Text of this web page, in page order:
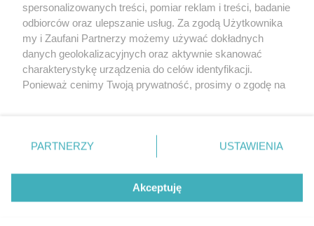
REKLAMA WSPÓŁPRACA RSS FACEBOOK KONTAKT
Nasze serwisy
Aktualności
Tcz24
Historia miasta
Muzyka i kultura
Archiwum wydarzeń
Zdjęcia miasta
spersonalizowanych treści, pomiar reklam i treści, badanie
odbiorców oraz ulepszanie usług. Za zgodą Użytkownika
my i Zaufani Partnerzy możemy używać dokładnych
danych geolokalizacyjnych oraz aktywnie skanować
charakterystykę urządzenia do celów identyfikacji.
Ponieważ cenimy Twoją prywatność, prosimy o zgodę na
znajdujący się w lewym dolnym rogu strony
. Niektóre
przetwarzaniu. Preferencje będą miały zastosowania tylko
PARTNERZY USTAWIENIA
Akceptuję